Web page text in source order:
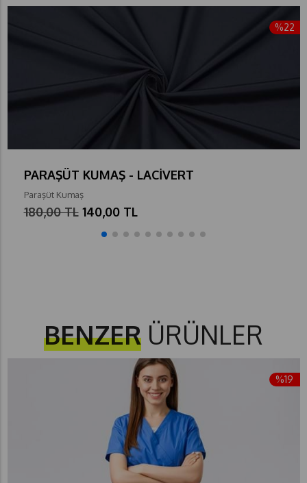
%22
PARAŞÜT KUMAŞ - LACİVERT
Paraşüt Kumaş
180,00 TL 140,00 TL
BENZER ÜRÜNLER
%19